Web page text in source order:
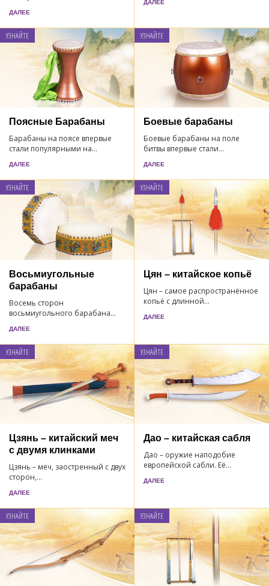
ДАЛЕЕ
ДАЛЕЕ
УЗНАЙТЕ
Поясные Барабаны
Барабаны на поясе впервые
стали популярными на...
ДАЛЕЕ
УЗНАЙТЕ
Боевые барабаны
Боевые барабаны на поле
битвы впервые стали...
ДАЛЕЕ
УЗНАЙТЕ
Восьмиугольные
барабаны
Восемь сторон
восьмиугольного барабана...
ДАЛЕЕ
УЗНАЙТЕ
Цян – китайское копьё
Цян – самое распространённое
копьё с длинной...
ДАЛЕЕ
УЗНАЙТЕ
Цзянь – китайский меч
с двумя клинками
Цзянь – меч, заостренный с двух
сторон,...
ДАЛЕЕ
УЗНАЙТЕ
Дао – китайская сабля
Дао – оружие наподобие
европейской сабли. Её...
ДАЛЕЕ
УЗНАЙТЕ УЗНАЙТЕ